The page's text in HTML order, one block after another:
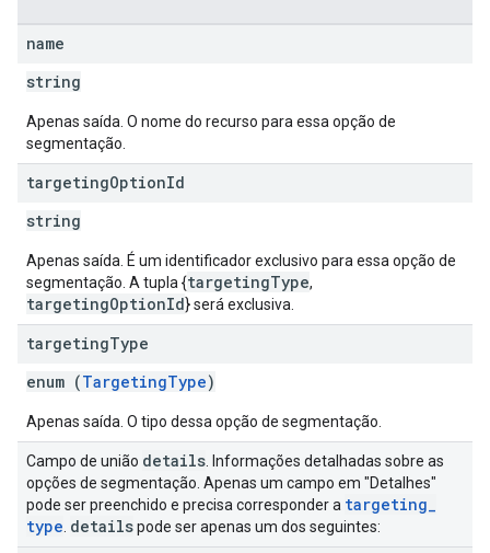
name
string
Apenas saída. O nome do recurso para essa opção de
segmentação.
targetingOptionId
string
Apenas saída. É um identificador exclusivo para essa opção de
segmentação. A tupla {targetingType,
targetingOptionId} será exclusiva.
targetingType
enum (TargetingType)
Apenas saída. O tipo dessa opção de segmentação.
Campo de união details . Informações detalhadas sobre as
opções de segmentação. Apenas um campo em "Detalhes"
pode ser preenchido e precisa corresponder a targeting_
type detailspode ser apenas um dos seguintes: